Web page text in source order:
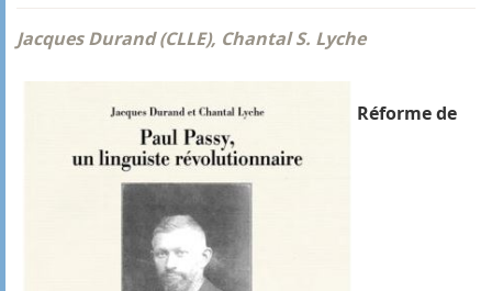
Jacques Durand (CLLE), Chantal S. Lyche
Réforme de